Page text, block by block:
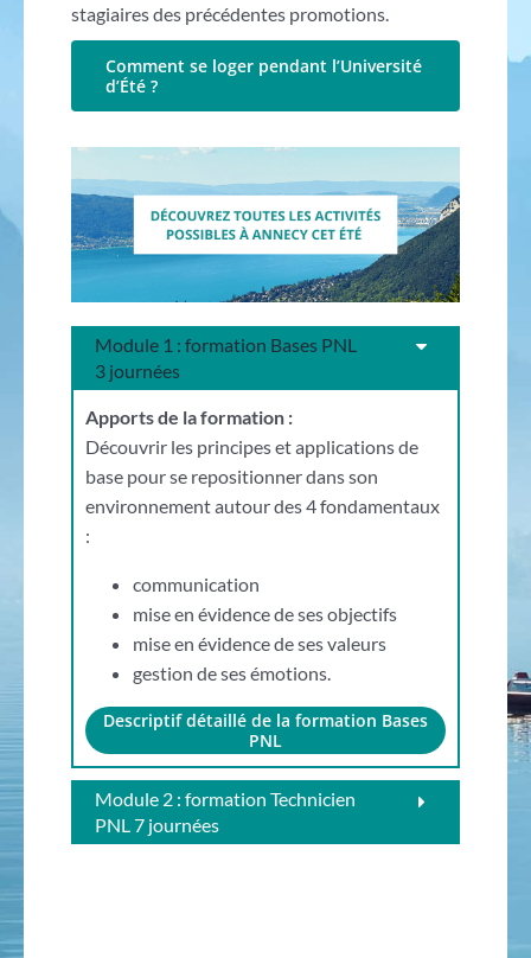
stagiaires des précédentes promotions.
Comment se loger pendant l’Université
d’Été ?
Module 1 : formation Bases PNL
3 journées
Apports de la formation :
Découvrir les principes et applications de
base pour se repositionner dans son
environnement autour des 4 fondamentaux
:
communication
mise en évidence de ses objectifs
mise en évidence de ses valeurs
gestion de ses émotions.
Descriptif détaillé de la formation Bases
PNL
Module 2 : formation Technicien
PNL 7 journées